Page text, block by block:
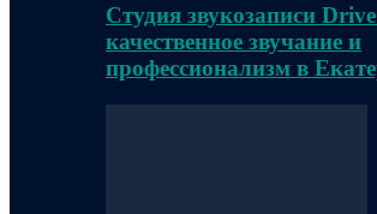
Студия звукозаписи
качественное звучание и
профессионализм в